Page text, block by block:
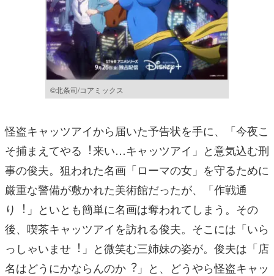
©北条司/コアミックス
怪盗キャッツアイから届いた予告状を⼿に、「今夜こ
そ捕まえてやる︕来い…キャッツアイ」と意気込む刑
事の俊夫。狙われた名画「ローマの⼥」を守るために
厳重な警備が敷かれた美術館だったが、「作戦通
り︕」といとも簡単に名画は奪われてしまう。その
後、喫茶キャッツアイを訪れる俊夫。そこには「いら
っしゃいませ︕」と微笑む三姉妹の姿が。俊夫は「店
名はどうにかならんのか︖」と、どうやら怪盗キャッ